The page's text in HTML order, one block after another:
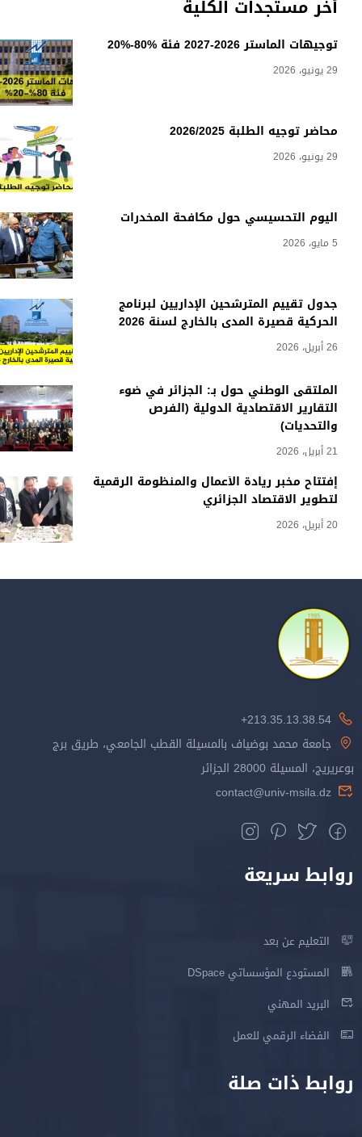
أخر مستجدات الكلية
توجيهات الماستر 2026-2027 فئة %80-%20
29 يونيو، 2026
محاضر توجيه الطلبة 2026/2025
29 يونيو، 2026
اليوم التحسيسي حول مكافحة المخدرات
5 مايو، 2026
جدول تقييم المترشحين الإداريين لبرنامج
الحركية قصيرة المدى بالخارج لسنة 2026
26 أبريل، 2026
الملتقى الوطني حول بـ: الجزائر في ضوء
التقارير الاقتصادية الدولية (الفرص
والتحديات)
21 أبريل، 2026
إفتتاح مخبر ريادة الأعمال والمنظومة الرقمية
لتطوير الاقتصاد الجزائري
20 أبريل، 2026
213.35.13.38.54+
جامعة محمد بوضياف بالمسيلة القطب الجامعي، طريق برج
بوعريريج، المسيلة 28000 الجزائر
contact@univ-msila.dz
روابط سريعة
التعليم عن بعد
المستودع المؤسساتي DSpace
البريد المهني
الفضاء الرقمي للعمل
روابط ذات صلة